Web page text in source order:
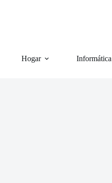
Hogar Informática